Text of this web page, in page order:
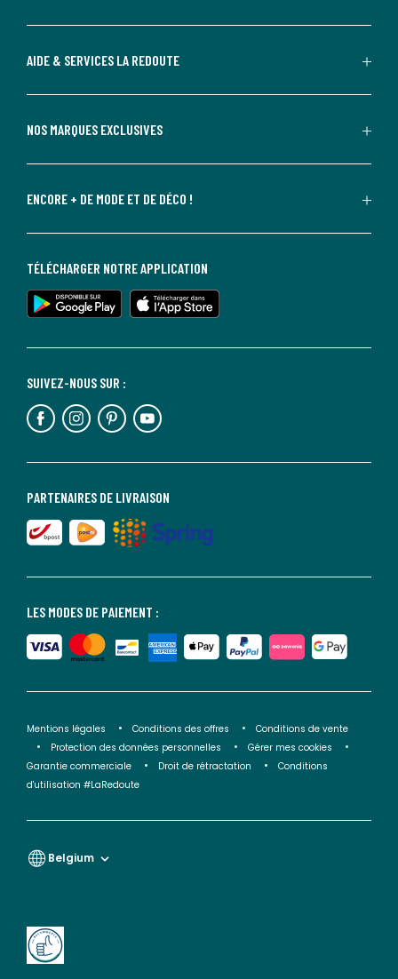
AIDE & SERVICES LA REDOUTE
NOS MARQUES EXCLUSIVES
ENCORE + DE MODE ET DE DÉCO !
LES MODES DE PAIEMENT :
PARTENAIRES DE LIVRAISON
SUIVEZ-NOUS SUR :
TÉLÉCHARGER NOTRE APPLICATION
Mentions légales Conditions des offres
Conditions de vente
Protection des données personnelles
Gérer mes cookies
Garantie commerciale
Droit de rétractation
Conditions
d'utilisation #LaRedoute
Belgium